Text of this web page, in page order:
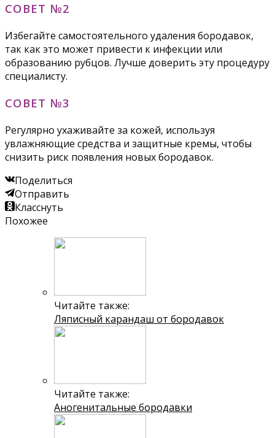
СОВЕТ №2
Избегайте самостоятельного удаления бородавок,
так как это может привести к инфекции или
образованию рубцов. Лучше доверить эту процедуру
специалисту.
СОВЕТ №3
Регулярно ухаживайте за кожей, используя
увлажняющие средства и защитные кремы, чтобы
снизить риск появления новых бородавок.
Поделиться
Отправить
Класснуть
Похожее
Читайте также:
Ляписный карандаш от бородавок
Читайте также:
Аногенитальные бородавки